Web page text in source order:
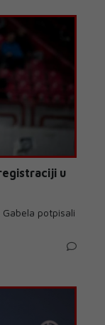
u
Gabela potpisali